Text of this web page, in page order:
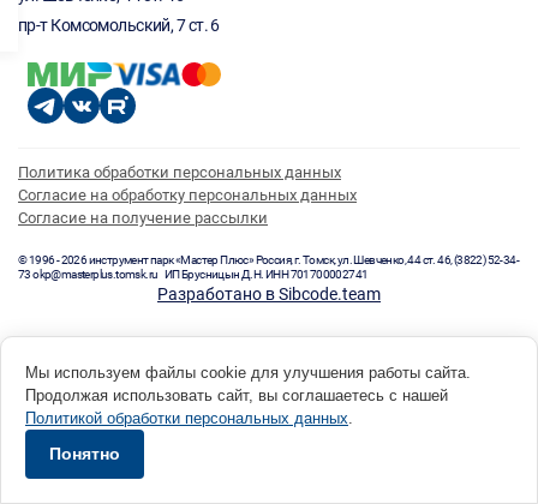
пр-т Комсомольский, 7 ст. 6
Политика обработки персональных данных
Согласие на обработку персональных данных
Согласие на получение рассылки
© 1996 - 2026 инструмент парк «Мастер Плюс» Россия, г. Томск, ул. Шевченко, 44 ст. 46, (3822) 52-34-
73 okp@masterplus.tomsk.ru ИП Брусницын Д.Н. ИНН 701700002741
Разработано в Sibcode.team
Мы используем файлы cookie для улучшения работы сайта.
Продолжая использовать сайт, вы соглашаетесь с нашей
Политикой обработки персональных данных.
Понятно